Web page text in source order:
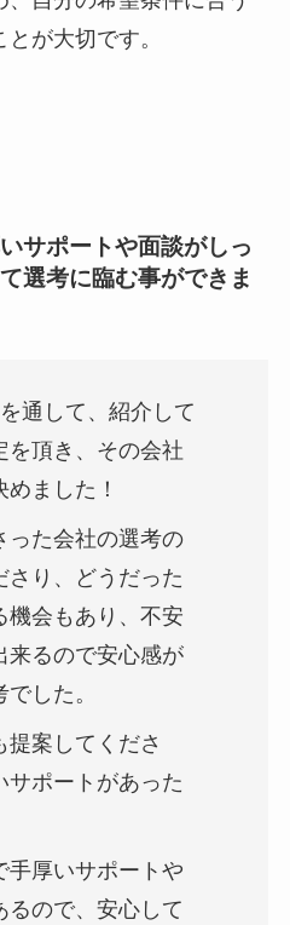
が大切です。
サポートや面談がしっ
選考に臨む事ができま
通して、紹介して
を頂き、その会社
ました！
った会社の選考の
さり、どうだった
機会もあり、不安
来るので安心感が
した。
提案してくださ
サポートがあった
手厚いサポートや
るので、安心して